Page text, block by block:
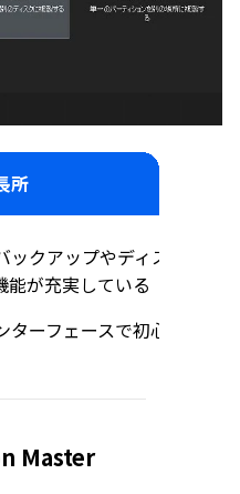
所
クアップやディスククロ
能が充実している
ーフェースで初心者にも
Master